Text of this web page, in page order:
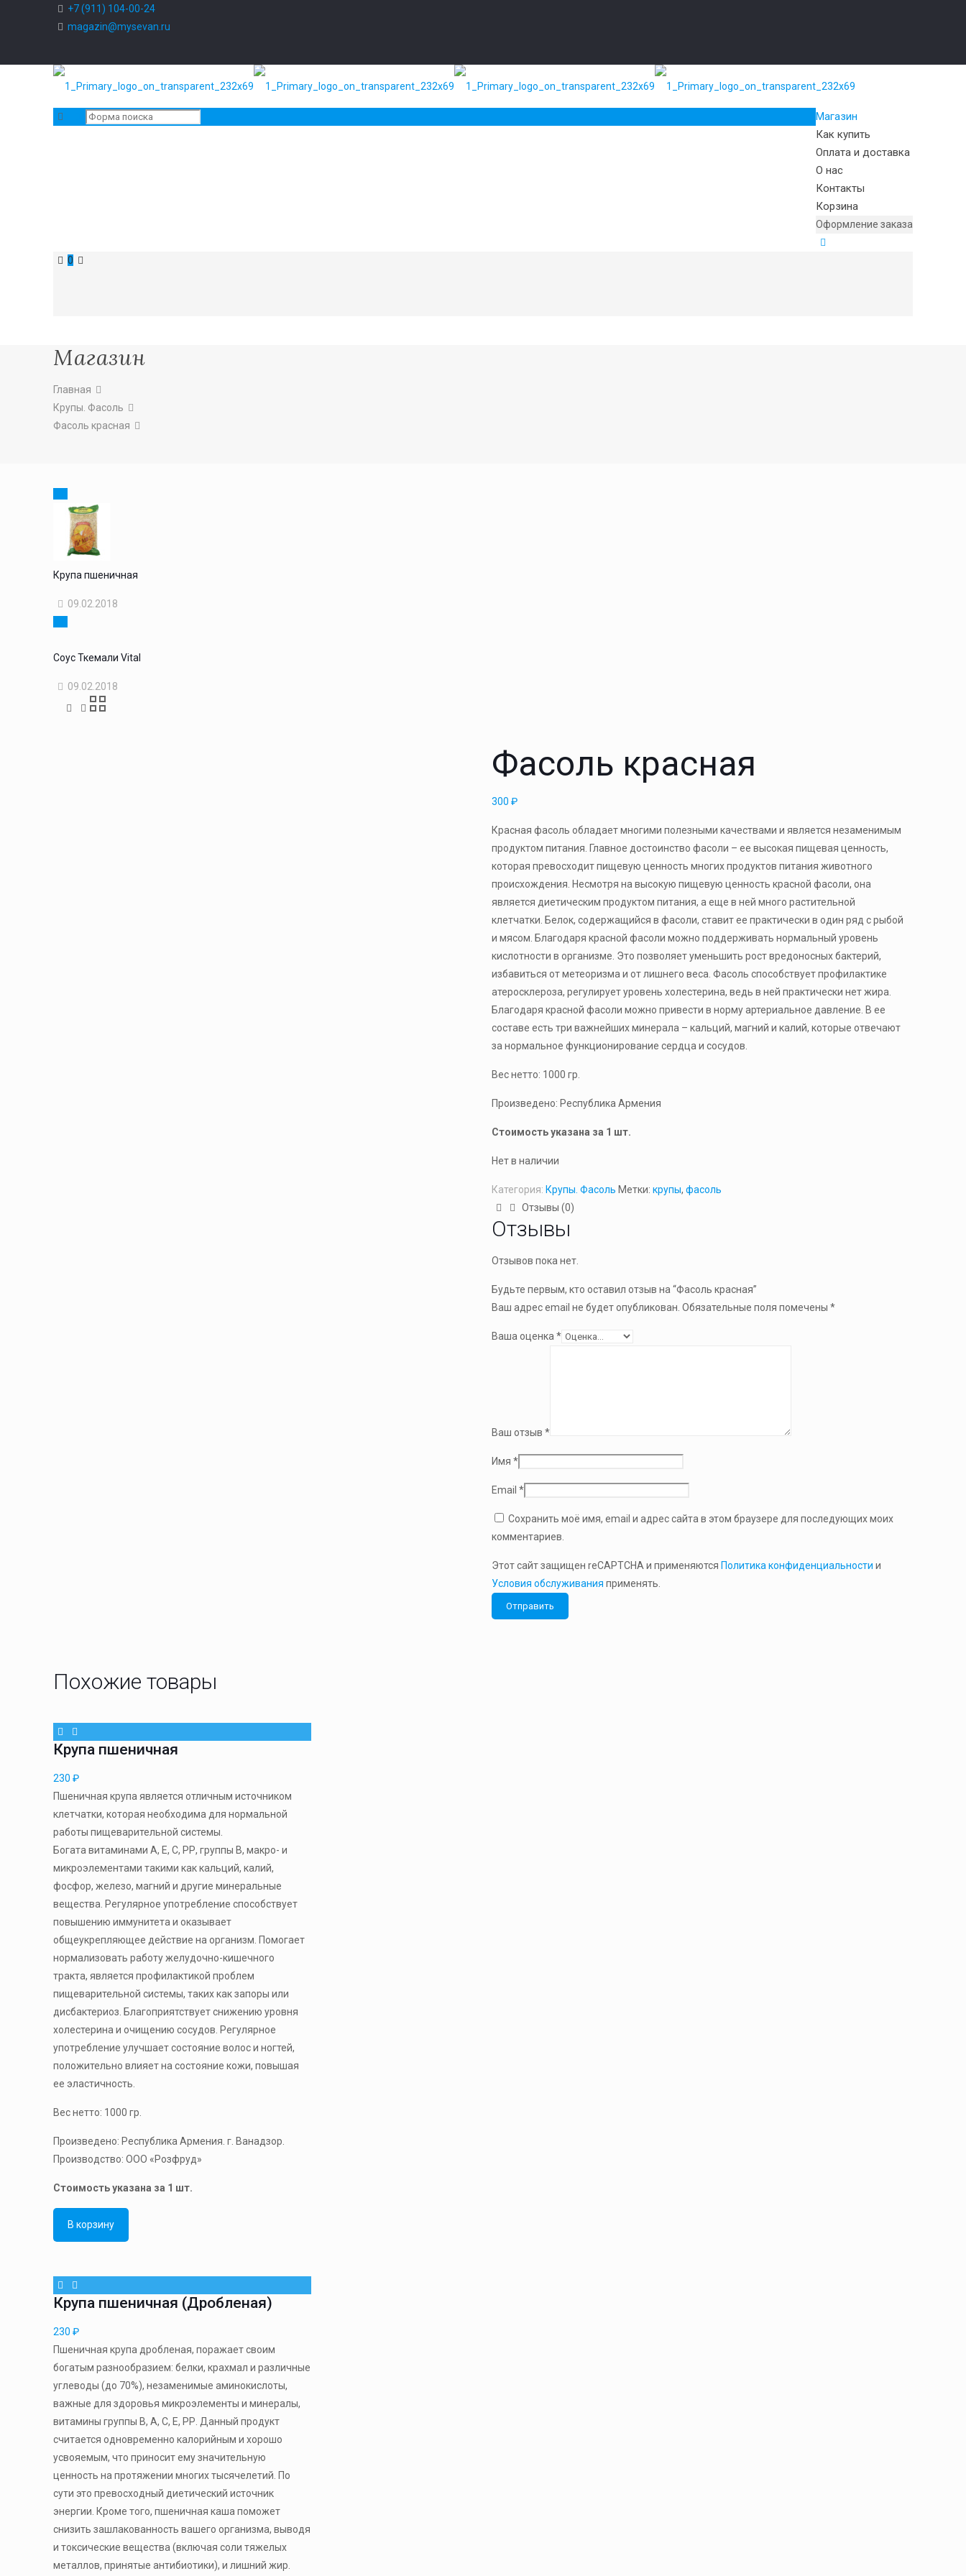
+7 (911) 104-00-24
magazin@mysevan.ru
Магазин
Как купить
Оплата и доставка
О нас
Контакты
Корзина
Оформление заказа
0
Магазин
Главная
Крупы. Фасоль
Фасоль красная
Крупа пшеничная
09.02.2018
Соус Ткемали Vital
09.02.2018
Фасоль красная
300 ₽
Красная фасоль обладает многими полезными качествами и является незаменимым
продуктом питания. Главное достоинство фасоли – ее высокая пищевая ценность,
которая превосходит пищевую ценность многих продуктов питания животного
происхождения. Несмотря на высокую пищевую ценность красной фасоли, она
является диетическим продуктом питания, а еще в ней много растительной
клетчатки. Белок, содержащийся в фасоли, ставит ее практически в один ряд с рыбой
и мясом. Благодаря красной фасоли можно поддерживать нормальный уровень
кислотности в организме. Это позволяет уменьшить рост вредоносных бактерий,
избавиться от метеоризма и от лишнего веса. Фасоль способствует профилактике
атеросклероза, регулирует уровень холестерина, ведь в ней практически нет жира.
Благодаря красной фасоли можно привести в норму артериальное давление. В ее
составе есть три важнейших минерала – кальций, магний и калий, которые отвечают
за нормальное функционирование сердца и сосудов.
Вес нетто: 1000 гр.
Произведено: Республика Армения
Стоимость указана за 1 шт.
Нет в наличии
Категория: Крупы. Фасоль Метки: крупы, фасоль
Отзывы (0)
Отзывы
Отзывов пока нет.
Будьте первым, кто оставил отзыв на “Фасоль красная”
Ваш адрес email не будет опубликован. Обязательные поля помечены *
Ваша оценка *
Ваш отзыв *
Имя *
Email *
Сохранить моё имя, email и адрес сайта в этом браузере для последующих моих
комментариев.
Этот сайт защищен reCAPTCHA и применяются Политика конфиденциальности и
Условия обслуживания применять.
Похожие товары
Крупа пшеничная
230₽
Пшеничная крупа является отличным источником
клетчатки, которая необходима для нормальной
работы пищеварительной системы.
Богата витаминами А, Е, С, РР, группы В, макро- и
микроэлементами такими как кальций, калий,
фосфор, железо, магний и другие минеральные
вещества. Регулярное употребление способствует
повышению иммунитета и оказывает
общеукрепляющее действие на организм. Помогает
нормализовать работу желудочно-кишечного
тракта, является профилактикой проблем
пищеварительной системы, таких как запоры или
дисбактериоз. Благоприятствует снижению уровня
холестерина и очищению сосудов. Регулярное
употребление улучшает состояние волос и ногтей,
положительно влияет на состояние кожи, повышая
ее эластичность.
Вес нетто: 1000 гр.
Произведено: Республика Армения. г. Ванадзор.
Производство: ООО «Розфруд»
Стоимость указана за 1 шт.
В корзину
Крупа пшеничная (Дробленая)
230₽
Пшеничная крупа дробленая, поражает своим
богатым разнообразием: белки, крахмал и различные
углеводы (до 70%), незаменимые аминокислоты,
важные для здоровья микроэлементы и минералы,
витамины группы В, А, С, Е, РР. Данный продукт
считается одновременно калорийным и хорошо
усвояемым, что приносит ему значительную
ценность на протяжении многих тысячелетий. По
сути это превосходный диетический источник
энергии. Кроме того, пшеничная каша поможет
снизить зашлакованность вашего организма, выводя
и токсические вещества (включая соли тяжелых
металлов, принятые антибиотики), и лишний жир.